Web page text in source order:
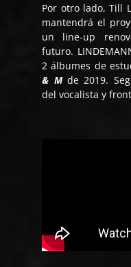
Por otro lado, Till
mantendrá el
un line-up
futuro.
2 álbumes de
& M de 2019.
del vocalista y